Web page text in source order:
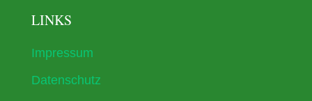
LINKS
Impressum
Datenschutz